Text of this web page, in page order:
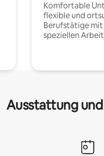
Komfortable
flexible und
Berufstätige mit
speziellen
Ausstattung